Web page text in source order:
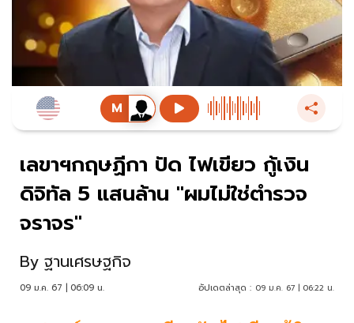
เลขาฯกฤษฏีกา ปัด ไฟเขียว กู้เงิน
ดิจิทัล 5 แสนล้าน "ผมไม่ใช่ตำรวจ
จราจร"
By ฐานเศรษฐกิจ
09 ม.ค. 67 | 06:09 น. อัปเดตล่าสุด : 09 ม.ค. 67 | 06:22 น.